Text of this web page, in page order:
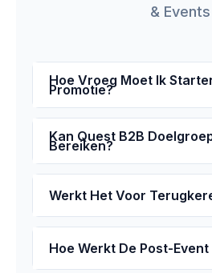
& Events
Hoe Vroeg Moet Ik
Promotie?
Kan Quest B2B
Bereiken?
Werkt Het Voor
Hoe Werkt De Post-Event